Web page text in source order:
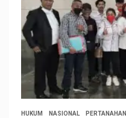
HUKUM NASIONAL PERTANAHAN